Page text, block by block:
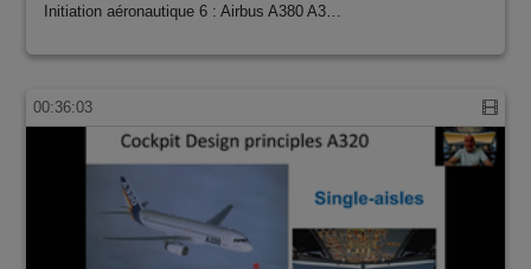
Initiation aéronautique 6 : Airbus A380 A3…
00:36:03